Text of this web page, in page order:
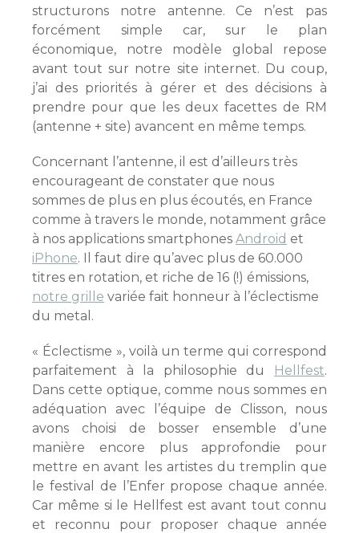
structurons notre antenne. Ce n’est pas
forcément simple car, sur le plan
économique, notre modèle global repose
avant tout sur notre site internet. Du coup,
j’ai des priorités à gérer et des décisions à
prendre pour que les deux facettes de RM
(antenne + site) avancent en même temps.
Concernant l’antenne, il est d’ailleurs très
encourageant de constater que nous
sommes de plus en plus écoutés, en France
comme à travers le monde, notamment grâce
à nos applications smartphones Android et
iPhone. Il faut dire qu’avec plus de 60.000
titres en rotation, et riche de 16 (!) émissions,
notre grille variée fait honneur à l’éclectisme
du metal.
« Éclectisme », voilà un terme qui correspond
parfaitement à la philosophie du
Hellfest.
Dans cette optique, comme nous sommes en
adéquation avec l’équipe de Clisson, nous
avons choisi de bosser ensemble d’une
manière encore plus approfondie pour
mettre en avant les artistes du tremplin que
le festival de l’Enfer propose chaque année.
Car même si le Hellfest est avant tout connu
et reconnu pour proposer chaque année